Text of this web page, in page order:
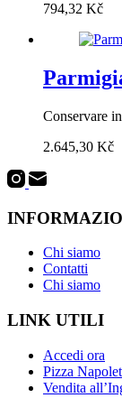
794,32 Kč
Conservare
2.645,30 Kč
Chi siamo
Contatti
Chi siamo
LINK UTILI
Accedi ora
Pizza
Vendita